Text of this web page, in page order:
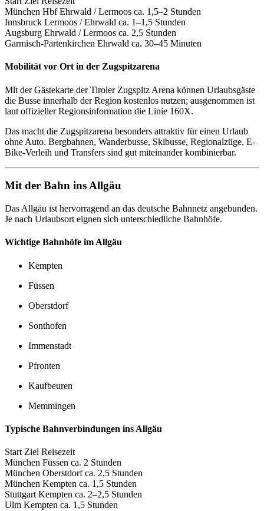
München Hbf Ehrwald / Lermoos ca. 1,5–2 Stunden
Innsbruck Lermoos / Ehrwald ca. 1–1,5 Stunden
Augsburg Ehrwald / Lermoos ca. 2,5 Stunden
Garmisch-Partenkirchen Ehrwald ca. 30–45 Minuten
Mobilität vor Ort in der Zugspitzarena
Mit der Gästekarte der Tiroler Zugspitz Arena können Urlaubsgäste
die Busse innerhalb der Region kostenlos nutzen; ausgenommen ist
laut offizieller Regionsinformation die Linie 160X.
Das macht die Zugspitzarena besonders attraktiv für einen Urlaub
ohne Auto. Bergbahnen, Wanderbusse, Skibusse, Regionalzüge, E-
Bike-Verleih und Transfers sind gut miteinander kombinierbar.
Mit der Bahn ins Allgäu
Das Allgäu ist hervorragend an das deutsche Bahnnetz angebunden.
Je nach Urlaubsort eignen sich unterschiedliche Bahnhöfe.
Wichtige Bahnhöfe im Allgäu
Kempten
Füssen
Oberstdorf
Sonthofen
Immenstadt
Pfronten
Kaufbeuren
Memmingen
Typische Bahnverbindungen ins Allgäu
Start Ziel Reisezeit
München Füssen ca. 2 Stunden
München Oberstdorf ca. 2,5 Stunden
München Kempten ca. 1,5 Stunden
Stuttgart Kempten ca. 2–2,5 Stunden
Ulm Kempten ca. 1,5 Stunden